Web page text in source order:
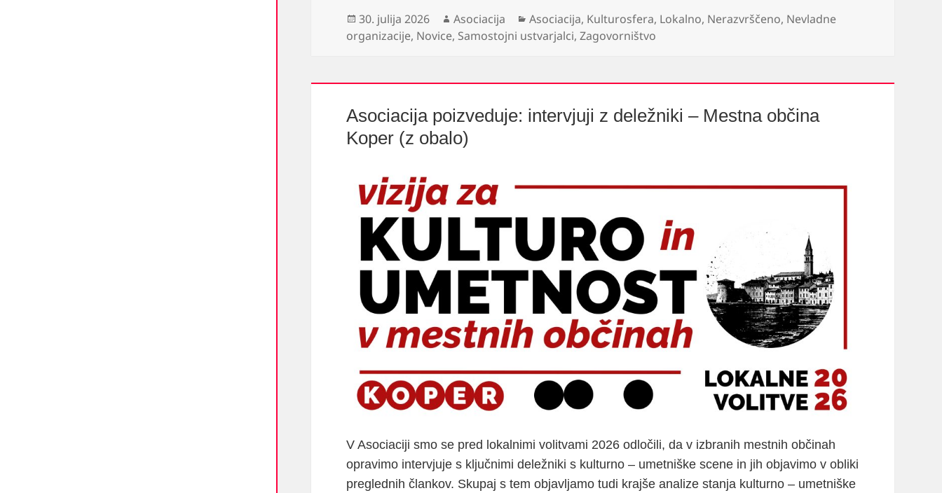
Objavljeno
dne
30. julija 2026 Avtor
Asociacija Kategorije
Asociacija, Kulturosfera, Lokalno, Nerazvrščeno, Nevladne
organizacije, Novice, Samostojni ustvarjalci, Zagovorništvo
Asociacija poizveduje: intervjuji z deležniki – Mestna občina
Koper (z obalo)
V Asociaciji smo se pred lokalnimi volitvami 2026 odločili, da v izbranih mestnih občinah
opravimo intervjuje s ključnimi deležniki s kulturno – umetniške scene in jih objavimo v obliki
preglednih člankov. Skupaj s tem objavljamo tudi krajše analize stanja kulturno – umetniške